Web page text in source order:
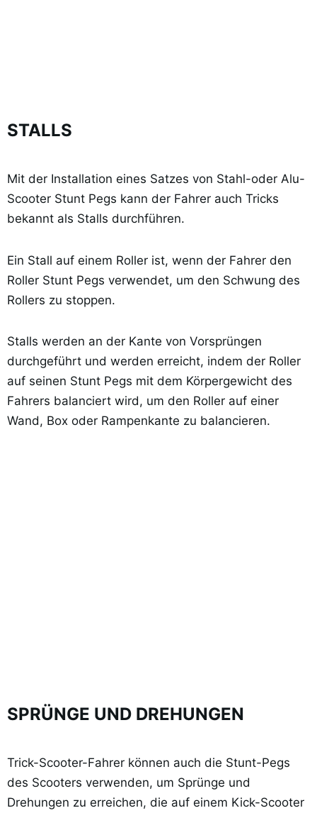
STALLS
Mit der Installation eines Satzes von Stahl-oder Alu-
Scooter Stunt Pegs kann der Fahrer auch Tricks
bekannt als Stalls durchführen.
Ein Stall auf einem Roller ist, wenn der Fahrer den
Roller Stunt Pegs verwendet, um den Schwung des
Rollers zu stoppen.
Stalls werden an der Kante von Vorsprüngen
durchgeführt und werden erreicht, indem der Roller
auf seinen Stunt Pegs mit dem Körpergewicht des
Fahrers balanciert wird, um den Roller auf einer
Wand, Box oder Rampenkante zu balancieren.
SPRÜNGE UND DREHUNGEN
Trick-Scooter-Fahrer können auch die Stunt-Pegs
des Scooters verwenden, um Sprünge und
Drehungen zu erreichen, die auf einem Kick-Scooter